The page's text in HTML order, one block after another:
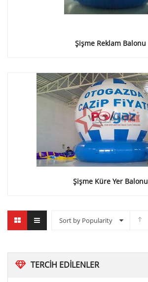
TERCIH EDILENLER
Şişme Reklam Balonu
Şişme Küre Yer Balonu
Sort by Popularity